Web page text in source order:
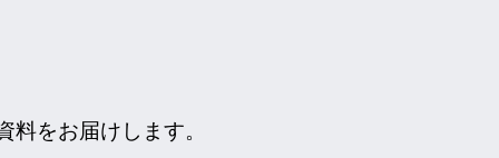
をお届けします。